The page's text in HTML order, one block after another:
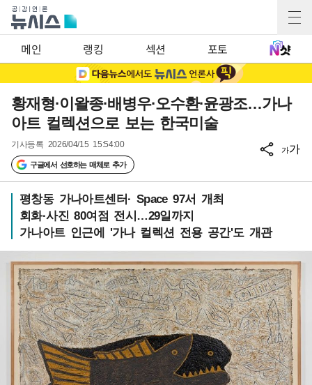
메인 랭킹 섹션 포토
황재형·이왈종·배병우·오수환·윤광조…가나
아트 컬렉션으로 보는 한국미술
기사등록 2026/04/15 15:54:00
구글에서 선호하는 매체로 추가
가가
평창동 가나아트센터· Space 97서 개최
회화·사진 80여점 전시…29일까지
가나아트 인근에 '가나 컬렉션 전용 공간'도 개관